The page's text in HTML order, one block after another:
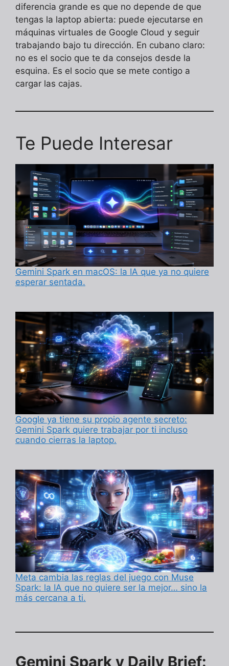
diferencia grande es que no depende de que
tengas la laptop abierta: puede ejecutarse en
máquinas virtuales de Google Cloud y seguir
trabajando bajo tu dirección. En cubano claro:
no es el socio que te da consejos desde la
esquina. Es el socio que se mete contigo a
cargar las cajas.
Te Puede Interesar
Gemini Spark en macOS: la IA que ya no quiere
esperar sentada.
Google ya tiene su propio agente secreto:
Gemini Spark quiere trabajar por ti incluso
cuando cierras la laptop.
Meta cambia las reglas del juego con Muse
Spark: la IA que no quiere ser la mejor… sino la
más cercana a ti.
Gemini Spark y Daily Brief: